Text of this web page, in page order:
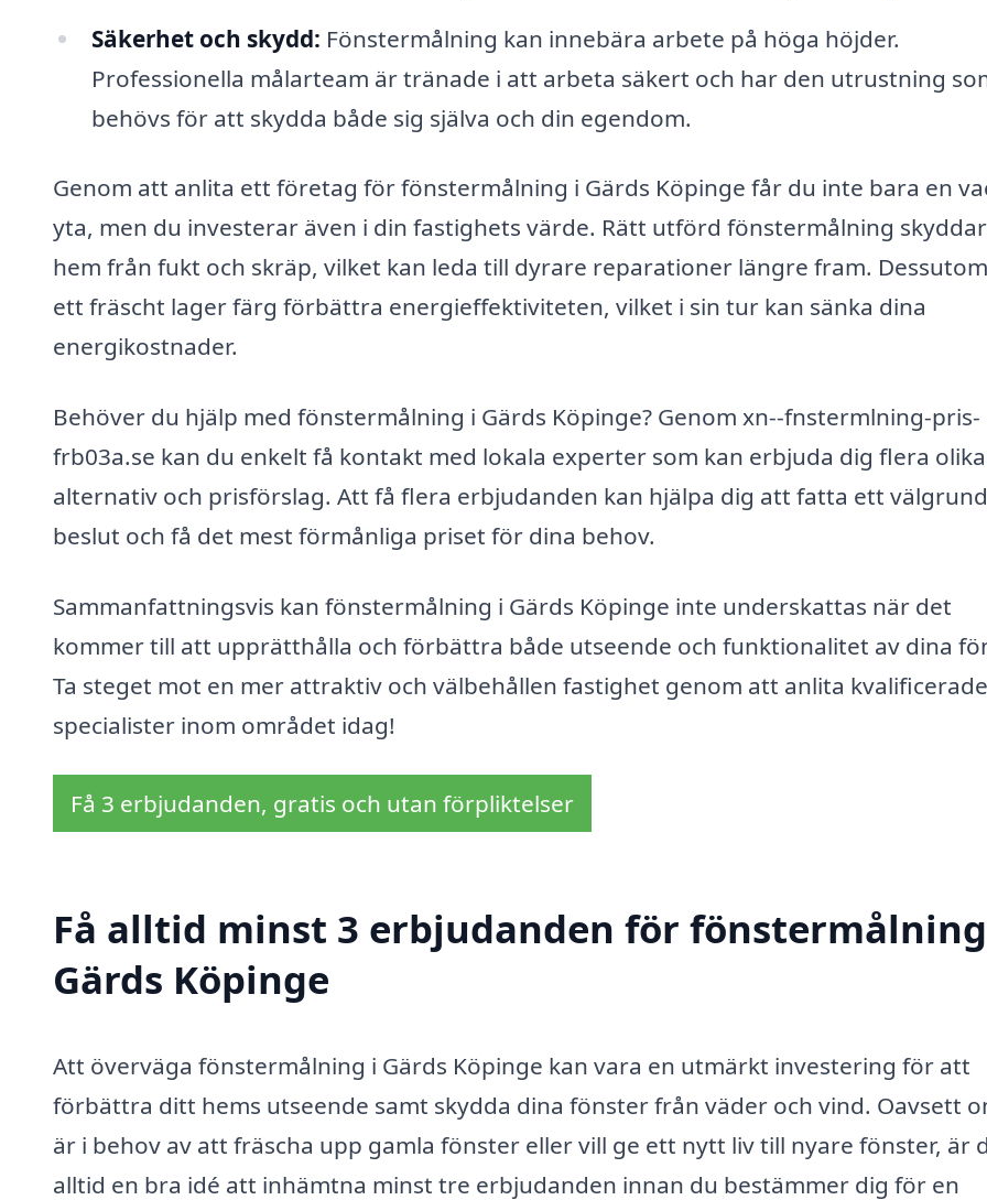
Säkerhet och skydd: Fönstermålning kan innebära arbete på höga höjder.
Professionella målarteam är tränade i att arbeta säkert och har den utrustning
behövs för att skydda både sig själva och din egendom.
Genom att anlita ett företag för fönstermålning i Gärds Köpinge får du inte bara en
yta, men du investerar även i din fastighets värde. Rätt utförd fönstermålning
hem från fukt och skräp, vilket kan leda till dyrare reparationer längre fram.
ett fräscht lager färg förbättra energieffektiviteten, vilket i sin tur kan sänka dina
energikostnader.
Behöver du hjälp med fönstermålning i Gärds Köpinge? Genom xn--fnstermlning-pris-
frb03a.se kan du enkelt få kontakt med lokala experter som kan erbjuda dig flera olika
alternativ och prisförslag. Att få flera erbjudanden kan hjälpa dig att fatta ett
beslut och få det mest förmånliga priset för dina behov.
Sammanfattningsvis kan fönstermålning i Gärds Köpinge inte underskattas när det
kommer till att upprätthålla och förbättra både utseende och funktionalitet av dina
Ta steget mot en mer attraktiv och välbehållen fastighet genom att anlita kvalificerade
specialister inom området idag!
Få 3 erbjudanden, gratis och utan förpliktelser
Få alltid minst 3 erbjudanden för
Gärds Köpinge
Att överväga fönstermålning i Gärds Köpinge kan vara en utmärkt investering för att
förbättra ditt hems utseende samt skydda dina fönster från väder och vind. Oavsett
är i behov av att fräscha upp gamla fönster eller vill ge ett nytt liv till nyare fönster, är
alltid en bra idé att inhämtna minst tre erbjudanden innan du bestämmer dig för en